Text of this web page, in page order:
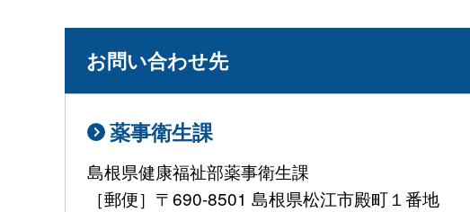
お問い合わせ先
薬事衛生課
島根県健康福祉部薬事衛生課
［郵便］〒690-8501 島根県松江市殿町１番地